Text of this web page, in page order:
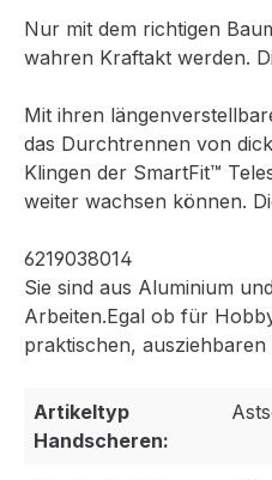
Nur mit dem richtigen
wahren Kraftakt werden.
Mit ihren
das Durchtrennen von
Klingen der SmartFit™
weiter wachsen können.
6219038014
Sie sind aus Aluminium
Arbeiten.Egal ob für
praktischen,
Artikeltyp
Handscheren: